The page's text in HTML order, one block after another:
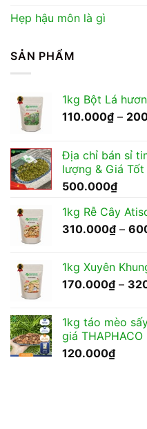
Hẹp hậu môn là gì
SẢN PHẨM
1kg Bột Lá
110.000₫ –
Địa chỉ bán sỉ
lượng & Giá Tốt
500.000₫
1kg Rễ Cây
310.000₫ –
1kg Xuyên
170.000₫ –
1kg táo mèo
giá THAPHACO
120.000₫